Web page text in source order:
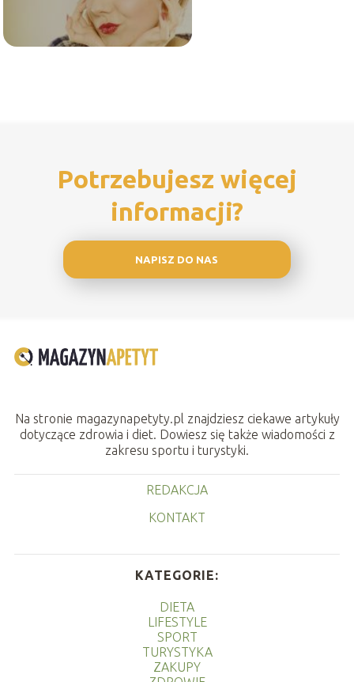
Potrzebujesz więcej
informacji?
NAPISZ DO NAS
Na stronie magazynapetyty.pl znajdziesz ciekawe artykuły
dotyczące zdrowia i diet. Dowiesz się także wiadomości z
zakresu sportu i turystyki.
REDAKCJA
KONTAKT
KATEGORIE:
DIETA
LIFESTYLE
SPORT
TURYSTYKA
ZAKUPY